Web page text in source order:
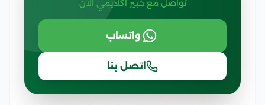
تواصل مع خبير أكاديمي الآن
واتساب
اتصل بنا